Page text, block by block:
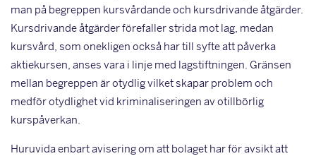
man på begreppen kursvårdande och kursdrivande åtgärder.
Kursdrivande åtgärder förefaller strida mot lag, medan
kursvård, som onekligen också har till syfte att påverka
aktiekursen, anses vara i linje med lagstiftningen. Gränsen
mellan begreppen är otydlig vilket skapar problem och
medför otydlighet vid kriminaliseringen av otillbörlig
kurspåverkan.
Huruvida enbart avisering om att bolaget har för avsikt att